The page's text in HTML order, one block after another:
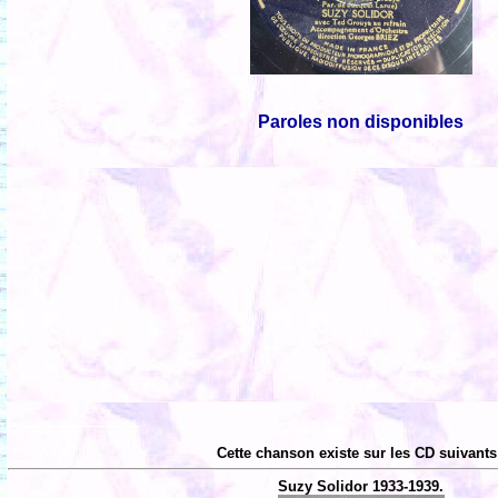
Paroles non disponibles
Cette chanson existe sur les CD
Suzy Solidor 1933-1939.